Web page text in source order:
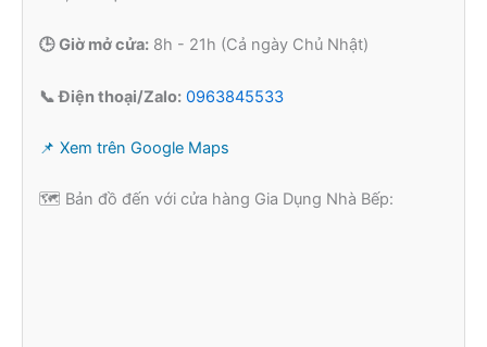
🕒 Giờ mở cửa: 8h - 21h (Cả ngày Chủ Nhật)
📞 Điện thoại/Zalo: 0963845533
📌 Xem trên Google Maps
🗺️ Bản đồ đến với cửa hàng Gia Dụng Nhà Bếp: